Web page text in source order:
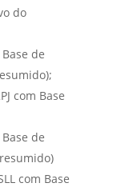
do
de
com Base
de
com Base